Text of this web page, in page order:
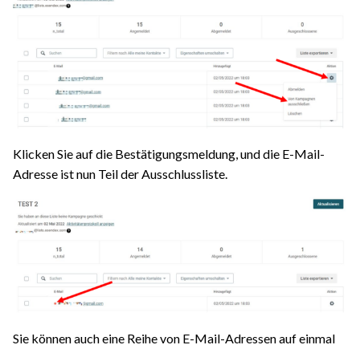
Klicken Sie auf die Bestätigungsmeldung, und die E-Mail-
Adresse ist nun Teil der Ausschlussliste.
Sie können auch eine Reihe von E-Mail-Adressen auf einmal